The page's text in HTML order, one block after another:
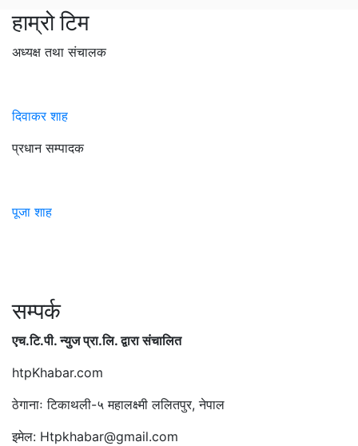
हाम्रो टिम
अध्यक्ष तथा संचालक
दिवाकर शाह
प्रधान सम्पादक
पूजा शाह
सम्पर्क
एच.टि.पी. न्युज प्रा.लि. द्वारा संचालित
htpKhabar.com
ठेगानाः टिकाथली-५ महालक्ष्मी ललितपुर, नेपाल
इमेल: Htpkhabar@gmail.com